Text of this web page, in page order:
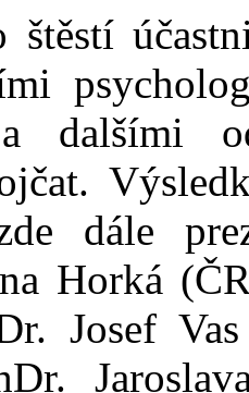
štěstí
dalšími
dále
Horká
Josef